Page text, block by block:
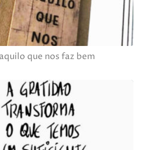
que nos faz bem